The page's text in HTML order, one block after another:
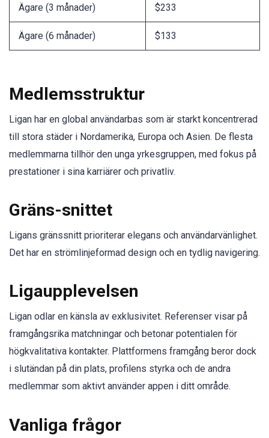
Ägare (3 månader) $233
Ägare (6 månader) $133
Medlemsstruktur
Ligan har en global användarbas som är starkt koncentrerad
till stora städer i Nordamerika, Europa och Asien. De flesta
medlemmarna tillhör den unga yrkesgruppen, med fokus på
prestationer i sina karriärer och privatliv.
Gräns-snittet
Ligans gränssnitt prioriterar elegans och användarvänlighet.
Det har en strömlinjeformad design och en tydlig navigering.
Ligaupplevelsen
Ligan odlar en känsla av exklusivitet. Referenser visar på
framgångsrika matchningar och betonar potentialen för
högkvalitativa kontakter. Plattformens framgång beror dock
i slutändan på din plats, profilens styrka och de andra
medlemmar som aktivt använder appen i ditt område.
Vanliga frågor